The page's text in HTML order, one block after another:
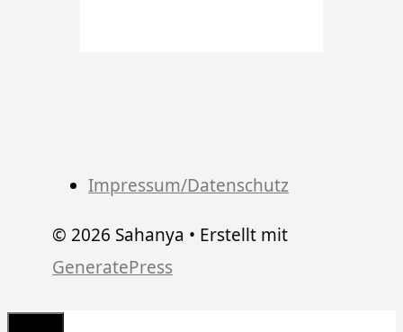
Impressum/Datenschutz
© 2026 Sahanya • Erstellt mit
GeneratePress